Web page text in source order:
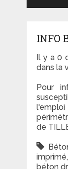
INFO
Il y a 0
dans la
Pour
de
béton